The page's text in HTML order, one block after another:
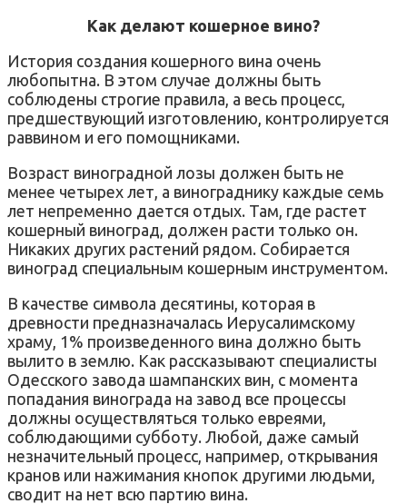
Как делают кошерное вино?
История создания кошерного вина очень
любопытна. В этом случае должны быть
соблюдены строгие правила, а весь процесс,
предшествующий изготовлению, контролируется
раввином и его помощниками.
Возраст виноградной лозы должен быть не
менее четырех лет, а винограднику каждые семь
лет непременно дается отдых. Там, где растет
кошерный виноград, должен расти только он.
Никаких других растений рядом. Собирается
виноград специальным кошерным инструментом.
В качестве символа десятины, которая в
древности предназначалась Иерусалимскому
храму, 1% произведенного вина должно быть
вылито в землю. Как рассказывают специалисты
Одесского завода шампанских вин, с момента
попадания винограда на завод все процессы
должны осуществляться только евреями,
соблюдающими субботу. Любой, даже самый
незначительный процесс, например, открывания
кранов или нажимания кнопок другими людьми,
сводит на нет всю партию вина.